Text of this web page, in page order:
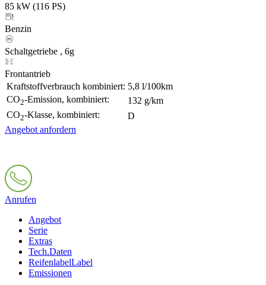
85 kW (116 PS)
Benzin
Schaltgetriebe , 6g
Frontantrieb
Kraftstoffverbrauch kombiniert: 5,8 l/100km
CO2-Emission, kombiniert:
132 g/km
CO2-Klasse, kombiniert:
D
Angebot anfordern
Anrufen
Angebot
Serie
Extras
Tech.Daten
ReifenlabelLabel
Emissionen